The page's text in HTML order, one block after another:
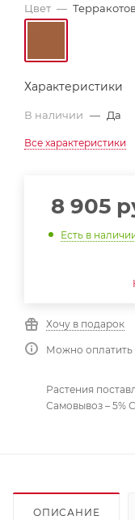
Цвет —
Характеристики
В наличии — Да
Все характеристики
8 905
Есть в
Хочу в подарок
Можно
Растения
Самовывоз – 5%
ОПИСАНИЕ